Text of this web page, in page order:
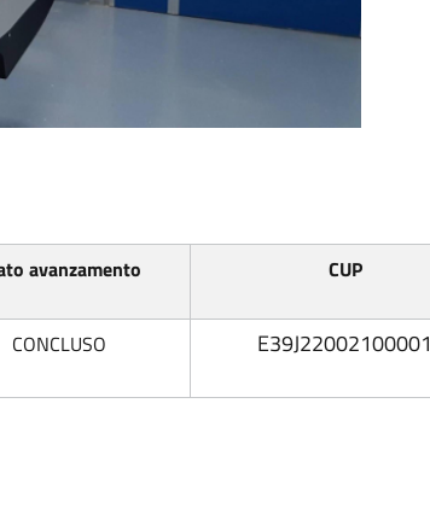
avanzamento CUP
‌CONCLUSO E39J22002100001